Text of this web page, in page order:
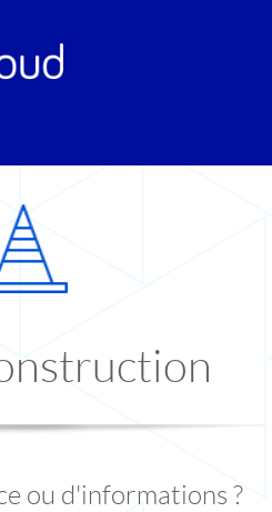
ou d'informations ?